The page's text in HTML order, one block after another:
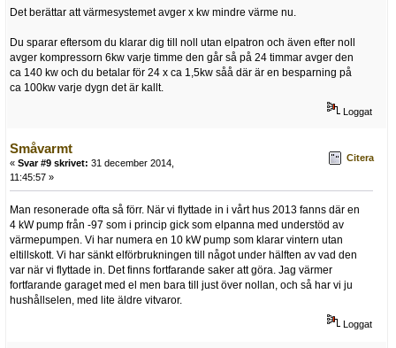
Det berättar att värmesystemet avger x kw mindre värme nu.
Du sparar eftersom du klarar dig till noll utan elpatron och även efter noll
avger kompressorn 6kw varje timme den går så på 24 timmar avger den
ca 140 kw och du betalar för 24 x ca 1,5kw såå där är en besparning på
ca 100kw varje dygn det är kallt.
Loggat
Småvarmt
« Svar #9 skrivet: 31 december 2014,
11:45:57 »
Citera
Man resonerade ofta så förr. När vi flyttade in i vårt hus 2013 fanns där en
4 kW pump från -97 som i princip gick som elpanna med understöd av
värmepumpen. Vi har numera en 10 kW pump som klarar vintern utan
eltillskott. Vi har sänkt elförbrukningen till något under hälften av vad den
var när vi flyttade in. Det finns fortfarande saker att göra. Jag värmer
fortfarande garaget med el men bara till just över nollan, och så har vi ju
hushållselen, med lite äldre vitvaror.
Loggat